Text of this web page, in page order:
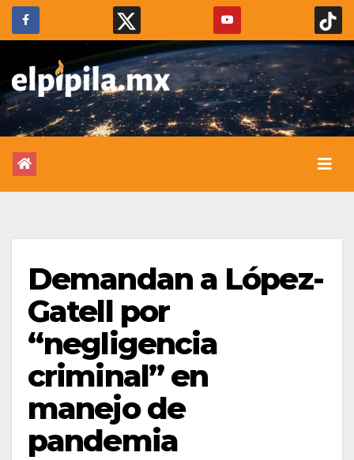
Demandan a López-
Gatell por
“negligencia
criminal” en
manejo de
pandemia